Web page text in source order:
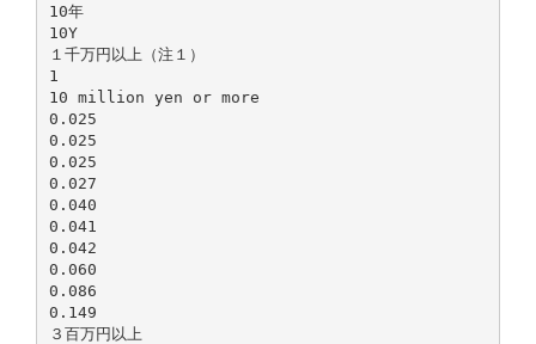
10年
10Y
１千万円以上（注１）
1
10 million yen or more
0.025
0.025
0.025
0.027
0.040
0.041
0.042
0.060
0.086
0.149
３百万円以上